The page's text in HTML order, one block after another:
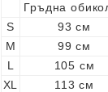
Гръдна
S
93 см
M
99 см
L
105 см
XL
113 см